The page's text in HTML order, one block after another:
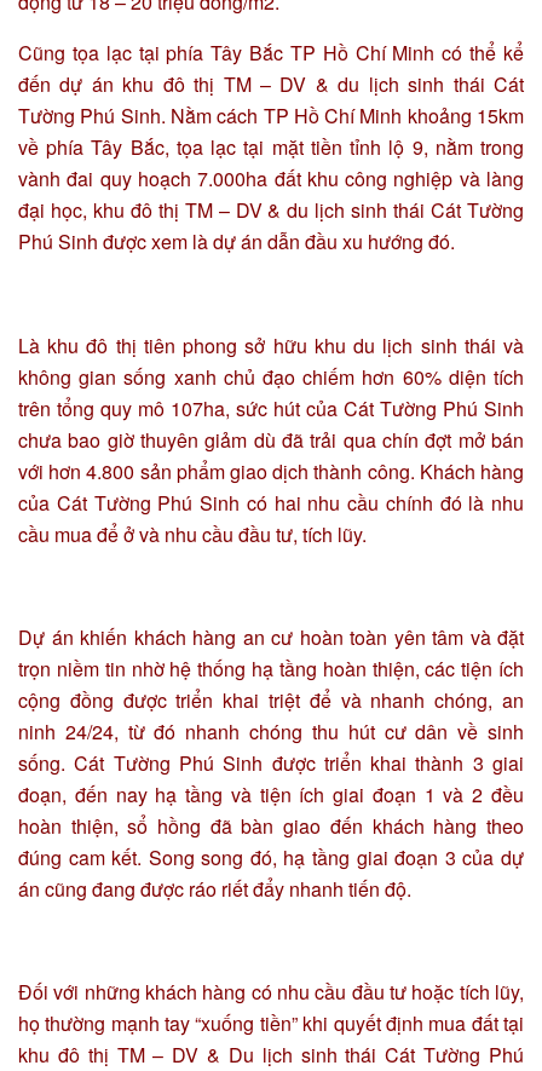
Cũng tọa lạc tại phía Tây Bắc TP Hồ Chí Minh có thể kể
đến dự án khu đô thị TM – DV & du lịch sinh thái Cát
Tường Phú Sinh. Nằm cách TP Hồ Chí Minh khoảng 15km
về phía Tây Bắc, tọa lạc tại mặt tiền tỉnh lộ 9, nằm trong
vành đai quy hoạch 7.000ha đất khu công nghiệp và làng
đại học, khu đô thị TM – DV & du lịch sinh thái Cát Tường
Phú Sinh được xem là dự án dẫn đầu xu hướng đó.
Là khu đô thị tiên phong sở hữu khu du lịch sinh thái và
không gian sống xanh chủ đạo chiếm hơn 60% diện tích
trên tổng quy mô 107ha, sức hút của Cát Tường Phú Sinh
chưa bao giờ thuyên giảm dù đã trải qua chín đợt mở bán
với hơn 4.800 sản phẩm giao dịch thành công. Khách hàng
của Cát Tường Phú Sinh có hai nhu cầu chính đó là nhu
cầu mua để ở và nhu cầu đầu tư, tích lũy.
Dự án khiến khách hàng an cư hoàn toàn yên tâm và đặt
trọn niềm tin nhờ hệ thống hạ tầng hoàn thiện, các tiện ích
cộng đồng được triển khai triệt để và nhanh chóng, an
ninh 24/24, từ đó nhanh chóng thu hút cư dân về sinh
sống. Cát Tường Phú Sinh được triển khai thành 3 giai
đoạn, đến nay hạ tầng và tiện ích giai đoạn 1 và 2 đều
hoàn thiện, sổ hồng đã bàn giao đến khách hàng theo
đúng cam kết. Song song đó, hạ tầng giai đoạn 3 của dự
án cũng đang được ráo riết đẩy nhanh tiến độ.
Đối với những khách hàng có nhu cầu đầu tư hoặc tích lũy,
họ thường mạnh tay “xuống tiền” khi quyết định mua đất tại
khu đô thị TM – DV & Du lịch sinh thái Cát Tường Phú